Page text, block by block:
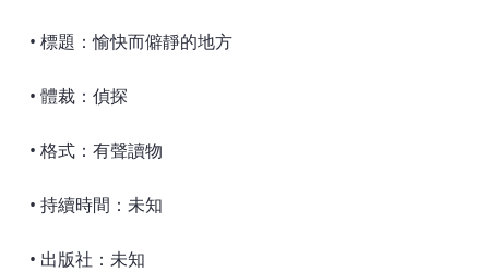
• 標題：愉快而僻靜的地方
• 體裁：偵探
• 格式：有聲讀物
• 持續時間：未知
• 出版社：未知